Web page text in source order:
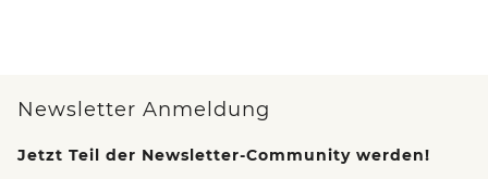
Newsletter Anmeldung
Jetzt Teil der Newsletter-Community werden!